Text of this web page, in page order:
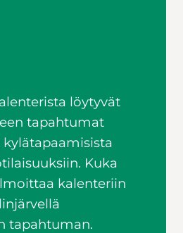
löytyvät
tapahtumat
Kuka
kalenteriin
tapahtuman.